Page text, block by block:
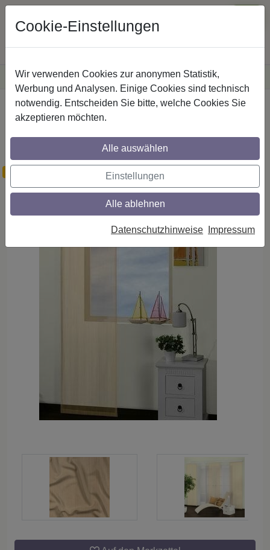
VersandkostenfreieLieferung innerhalb Deutschlands
Sichere Zahlung
Startseite Gardinen Schiebevorhänge
Dessin Macarino Fb. 73
Cookie-Einstellungen
Wir verwenden Cookies zur anonymen Statistik,
Werbung und Analysen. Einige Cookies sind technisch
notwendig. Entscheiden Sie bitte, welche Cookies Sie
akzeptieren möchten.
Alle auswählen
Einstellungen
Alle ablehnen
Datenschutzhinweise Impressum